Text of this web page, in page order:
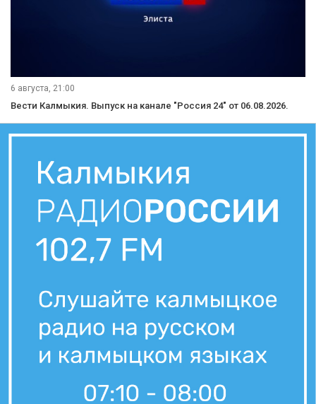
6 августа, 21:00
Вести Калмыкия. Выпуск на канале "Россия 24" от 06.08.2026.